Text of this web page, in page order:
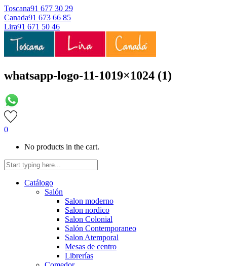
Toscana91 677 30 29
Canada91 673 66 85
Lira91 671 50 46
whatsapp-logo-11-1019×1024 (1)
0
No products in the cart.
Catálogo
Salón
Salon moderno
Salon nordico
Salon Colonial
Salón Contemporaneo
Salon Atemporal
Mesas de centro
Librerías